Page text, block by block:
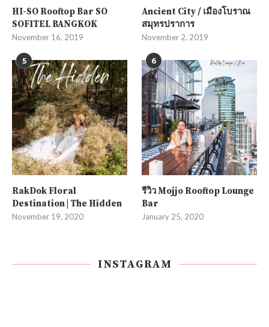
HI-SO Rooftop Bar SO
SOFITEL BANGKOK
November 16, 2019
Ancient City / เมืองโบราณ
สมุทรปราการ
November 2, 2019
5
RakDok Floral
Destination | The Hidden
November 19, 2020
6
รีวิว Mojjo Rooftop Lounge
Bar
January 25, 2020
INSTAGRAM